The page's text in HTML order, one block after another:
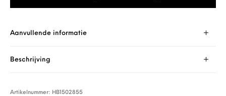
Aanvullende informatie
Beschrijving
Artikelnummer: HB1502855